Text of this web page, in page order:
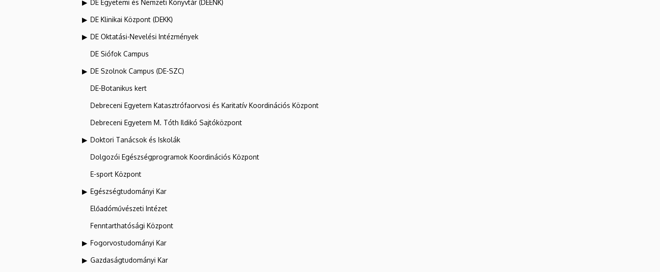
DE Egyetemi és Nemzeti Könyvtár (DEENK)
DE Klinikai Központ (DEKK)
DE Oktatási-Nevelési Intézmények
DE Siófok Campus
DE Szolnok Campus (DE-SZC)
DE-Botanikus kert
Debreceni Egyetem Katasztrófaorvosi és Karitatív Koordinációs Központ
Debreceni Egyetem M. Tóth Ildikó Sajtóközpont
Doktori Tanácsok és Iskolák
Dolgozói Egészségprogramok Koordinációs Központ
E-sport Központ
Egészségtudományi Kar
Előadóművészeti Intézet
Fenntarthatósági Központ
Fogorvostudományi Kar
Gazdaságtudományi Kar